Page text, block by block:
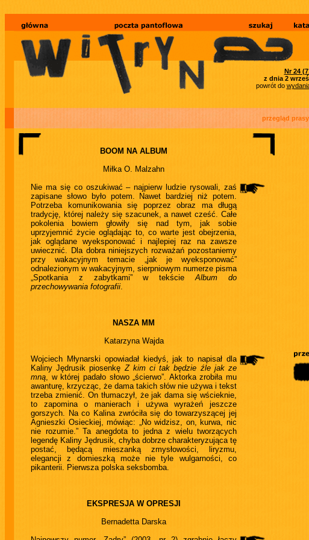
Nr 24
z dnia 2
powrót do
przegląd prasy
BOOM NA ALBUM
Miłka O. Malzahn
Nie ma się co oszukiwać – najpierw ludzie rysowali, zaś
zapisane słowo było potem. Nawet bardziej niż potem.
Potrzeba komunikowania się poprzez obraz ma długą
tradycję, której należy się szacunek, a nawet cześć. Całe
pokolenia bowiem głowiły się nad tym, jak sobie
uprzyjemnić życie oglądając to, co warte jest obejrzenia,
jak oglądane wyeksponować i najlepiej raz na zawsze
uwiecznić. Dla dobra niniejszych rozważań pozostaniemy
przy wakacyjnym temacie „jak je wyeksponować”
odnalezionym w wakacyjnym, sierpniowym numerze pisma
„Spotkania z zabytkami” w tekścieAlbum do
przechowywania fotografii.
NASZA MM
Katarzyna Wajda
Wojciech Młynarski opowiadał kiedyś, jak to napisał dla
Kaliny Jędrusik piosenkęZ kim ci tak będzie źle jak ze
mną, w której padało słowo „ścierwo”. Aktorka zrobiła mu
awanturę, krzycząc, że dama takich słów nie używa i tekst
trzeba zmienić. On tłumaczył, że jak dama się wścieknie,
to zapomina o manierach i używa wyrażeń jeszcze
gorszych. Na co Kalina zwróciła się do towarzyszącej jej
Agnieszki Osieckiej, mówiąc: „No widzisz, on, kurwa, nic
nie rozumie.” Ta anegdota to jedna z wielu tworzących
legendę Kaliny Jędrusik, chyba dobrze charakteryzująca tę
postać, będącą mieszanką zmysłowości, liryzmu,
elegancji z domieszką może nie tyle wulgarności, co
pikanterii. Pierwsza polska seksbomba.
EKSPRESJA W OPRESJI
Bernadetta Darska